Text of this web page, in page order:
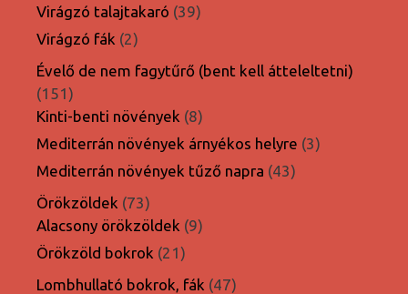
Virágzó talajtakaró 3939
Virágzó fák 22
termék
Évelő de nem fagytűrő (bent kell átteleltetni)
151151
termék
Kinti-benti növények 88
termék
Mediterrán növények árnyékos helyre 33
Mediterrán növények tűző napra 4343
Örökzöldek 7373
termék
Alacsony örökzöldek 99
Örökzöld bokrok 2121
termék
Lombhullató bokrok, fák 4747